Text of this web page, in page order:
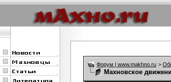
Форум | www.makhno.ru >
Махновское